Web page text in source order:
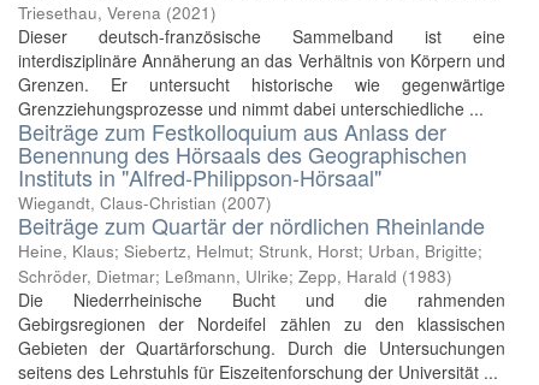
Triesethau, Verena (2021)
Dieser deutsch-französische Sammelband ist eine
interdisziplinäre Annäherung an das Verhältnis von Körpern und
Grenzen. Er untersucht historische wie gegenwärtige
Grenzziehungsprozesse und nimmt dabei unterschiedliche ...
Beiträge zum Festkolloquium aus Anlass der
Benennung des Hörsaals des Geographischen
Instituts in "Alfred-Philippson-Hörsaal"
Wiegandt, Claus-Christian (2007)
Beiträge zum Quartär der nördlichen Rheinlande
Heine, Klaus; Siebertz, Helmut; Strunk, Horst; Urban, Brigitte;
Schröder, Dietmar; Leßmann, Ulrike; Zepp, Harald (1983)
Die Niederrheinische Bucht und die rahmenden
Gebirgsregionen der Nordeifel zählen zu den klassischen
Gebieten der Quartärforschung. Durch die Untersuchungen
seitens des Lehrstuhls für Eiszeitenforschung der Universität ...